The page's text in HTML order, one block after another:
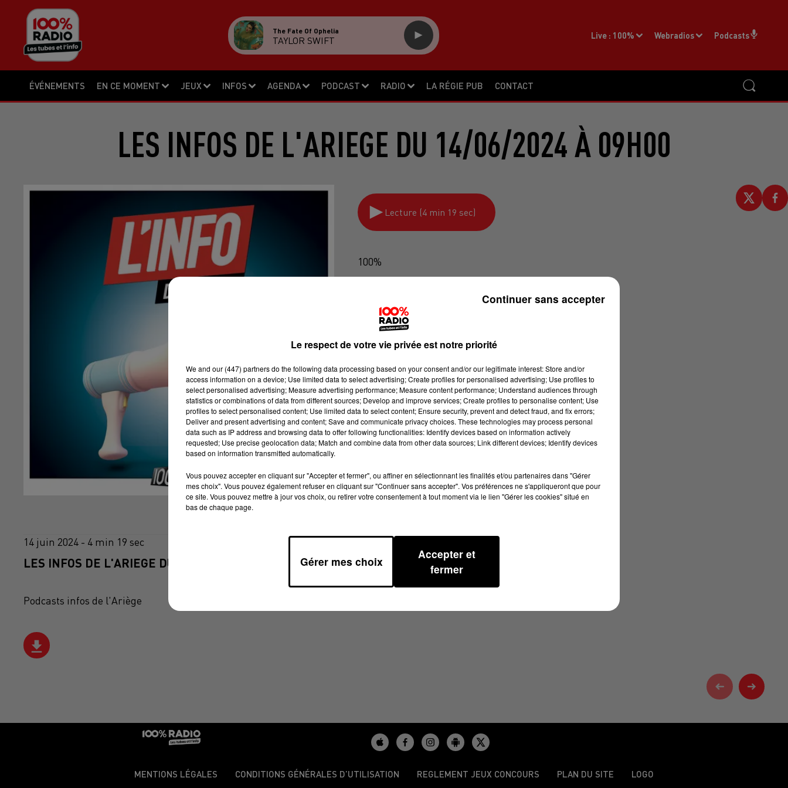
ÉVÉNEMENTS EN CE MOMENT JEUX INFOS AGENDA PODCAST RADIO LA RÉGIE PUB CONTACT
Live : 100% Webradios Podcasts
The Fate Of Ophelia
TAYLOR SWIFT
LES INFOS DE L'ARIEGE DU 14/06/2024 À 09H00
Lecture (4 min 19 sec)
100%
14 juin 2024 - 4 min 19 sec
LES INFOS DE L'ARIEGE DU 14/06/2024 À 09H00
Podcasts infos de l'Ariège
MENTIONS LÉGALES CONDITIONS GÉNÉRALES D’UTILISATION REGLEMENT JEUX CONCOURS PLAN DU SITE LOGO
Le respect de votre vie privée est notre priorité
We and our (447) partnersdo the following data processing based on your consent and/or our legitimate interest: Store and/or
access information on a device; Use limited data to select advertising; Create profiles for personalised advertising; Use profiles to
select personalised advertising; Measure advertising performance; Measure content performance; Understand audiences through
statistics or combinations of data from different sources; Develop and improve services; Create profiles to personalise content; Use
profiles to select personalised content; Use limited data to select content; Ensure security, prevent and detect fraud, and fix errors;
Deliver and present advertising and content; Save and communicate privacy choices. These technologies may process personal
data such as IP address and browsing data to offer following functionalities: Identify devices based on information actively
requested; Use precise geolocation data; Match and combine data from other data sources; Link different devices; Identify devices
based on information transmitted automatically.
Vous pouvez accepter en cliquant sur "Accepter et fermer", ou affiner en sélectionnant les finalités et/ou partenaires dans "Gérer
mes choix". Vous pouvez également refuser en cliquant sur "Continuer sans accepter". Vos préférences ne s'appliqueront que pour
ce site. Vous pouvez mettre à jour vos choix, ou retirer votre consentement à tout moment via le lien "Gérer les cookies" situé en
bas de chaque page.
Gérer mes choix
Accepter et
fermer
Continuer sans accepter